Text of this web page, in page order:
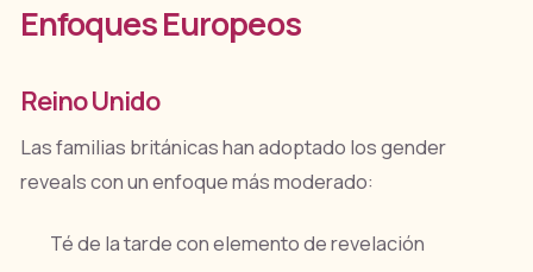
Enfoques Europeos
Reino Unido
Las familias británicas han adoptado los gender
reveals con un enfoque más moderado:
Té de la tarde con elemento de revelación